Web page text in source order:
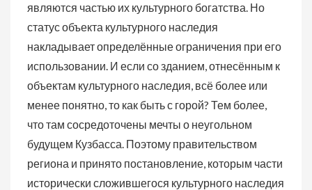
являются частью их культурного богатства. Но
статус объекта культурного наследия
накладывает определённые ограничения при его
использовании. И если со зданием, отнесённым к
объектам культурного наследия, всё более или
менее понятно, то как быть с горой? Тем более,
что там сосредоточены мечты о неугольном
будущем Кузбасса. Поэтому правительством
региона и принято постановление, которым части
исторически сложившегося культурного наследия